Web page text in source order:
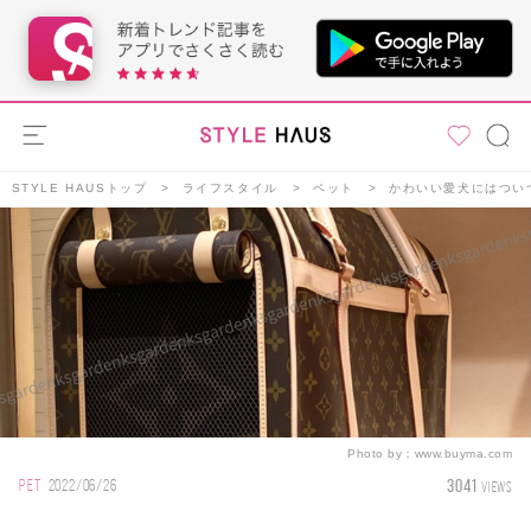
STYLE HAUSトップ ライフスタイル ペット かわいい愛犬にはつ
Photo by： www.buyma.com
PET 2022/06/26 3041 VIEWS